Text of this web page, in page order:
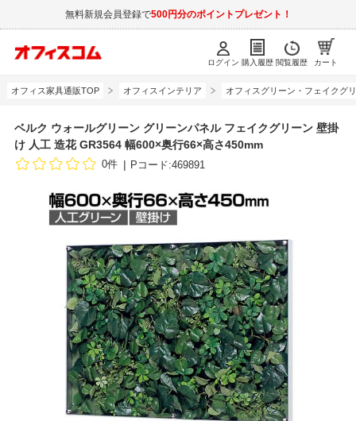
無料新規会員登録で500円分のポイントプレゼント！
ログイン 購入履歴 閲覧履歴 カート
オフィス家具通販TOP オフィスインテリア オフィスグリーン・フェイクグ
ベルク ウォールグリーン グリーンパネル フェイクグリーン 壁掛
け 人工 造花 GR3564 幅600×奥行66×高さ450mm
0件 Pコード:469891